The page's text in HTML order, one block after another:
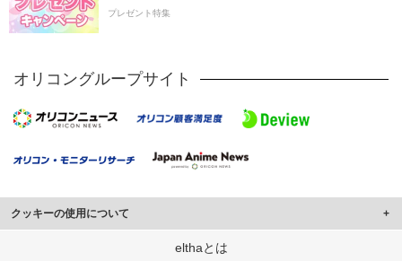
プレゼント特集
オリコングループサイト
クッキーの使用について
このサイトでは Cookie を使用して、ユーザーに合わせたコンテンツや広告の
elthaとは